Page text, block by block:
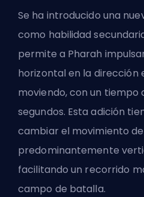
Se ha introducido una
como habilidad
permite a Pharah
horizontal en la dirección
moviendo, con un tiempo
segundos. Esta adición
cambiar el movimiento
predominantemente
facilitando un recorrido
campo de batalla.